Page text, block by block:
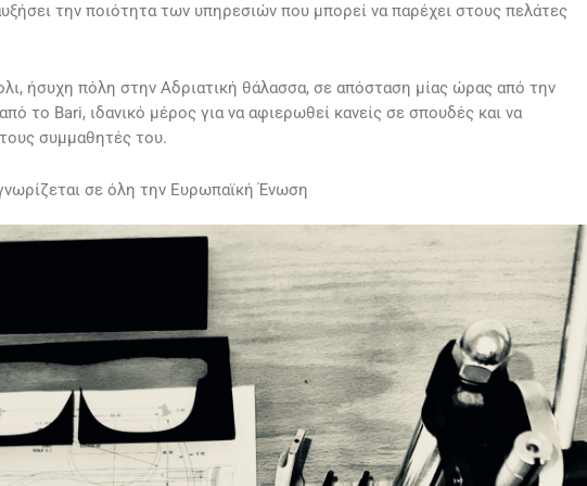
την ποιότητα των υπηρεσιών που μπορεί να παρέχει στους πελάτες
ήσυχη πόλη στην Αδριατική θάλασσα, σε απόσταση μίας ώρας από την
το Bari, ιδανικό μέρος για να αφιερωθεί κανείς σε σπουδές και να
συμμαθητές του.
σε όλη την Ευρωπαϊκή Ένωση